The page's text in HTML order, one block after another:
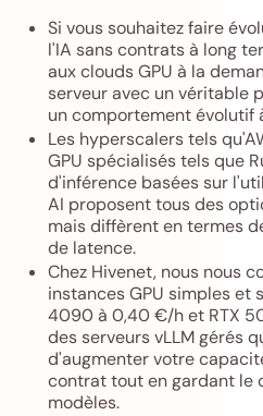
Si vous souhaitez faire
l'IA sans contrats à long
aux clouds GPU à la
serveur avec un véritable
un comportement évolutif
Les hyperscalers tels
GPU spécialisés tels que
d'inférence basées sur
AI proposent tous des
mais diffèrent en termes
de latence.
Chez Hivenet, nous nous
instances GPU simples et
4090 à 0,40 €/h et RTX
des serveurs vLLM gérés
d'augmenter votre
contrat tout en gardant le
modèles.